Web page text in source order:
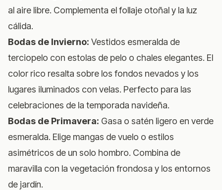
al aire libre. Complementa el follaje otoñal y la luz
cálida.
Bodas de Invierno: Vestidos esmeralda de
terciopelo con estolas de pelo o chales elegantes. El
color rico resalta sobre los fondos nevados y los
lugares iluminados con velas. Perfecto para las
celebraciones de la temporada navideña.
Bodas de Primavera: Gasa o satén ligero en verde
esmeralda. Elige mangas de vuelo o estilos
asimétricos de un solo hombro. Combina de
maravilla con la vegetación frondosa y los entornos
de jardín.